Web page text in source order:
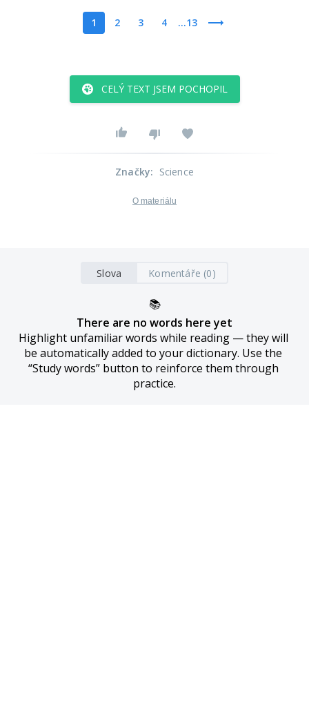
1 2 3 4 ...13
CELÝ TEXT JSEM POCHOPIL
Značky: Science
O materiálu
Slova Komentáře (0)
📚
There are no words here yet
Highlight unfamiliar words while reading — they will
be automatically added to your dictionary. Use the
“Study words” button to reinforce them through
practice.